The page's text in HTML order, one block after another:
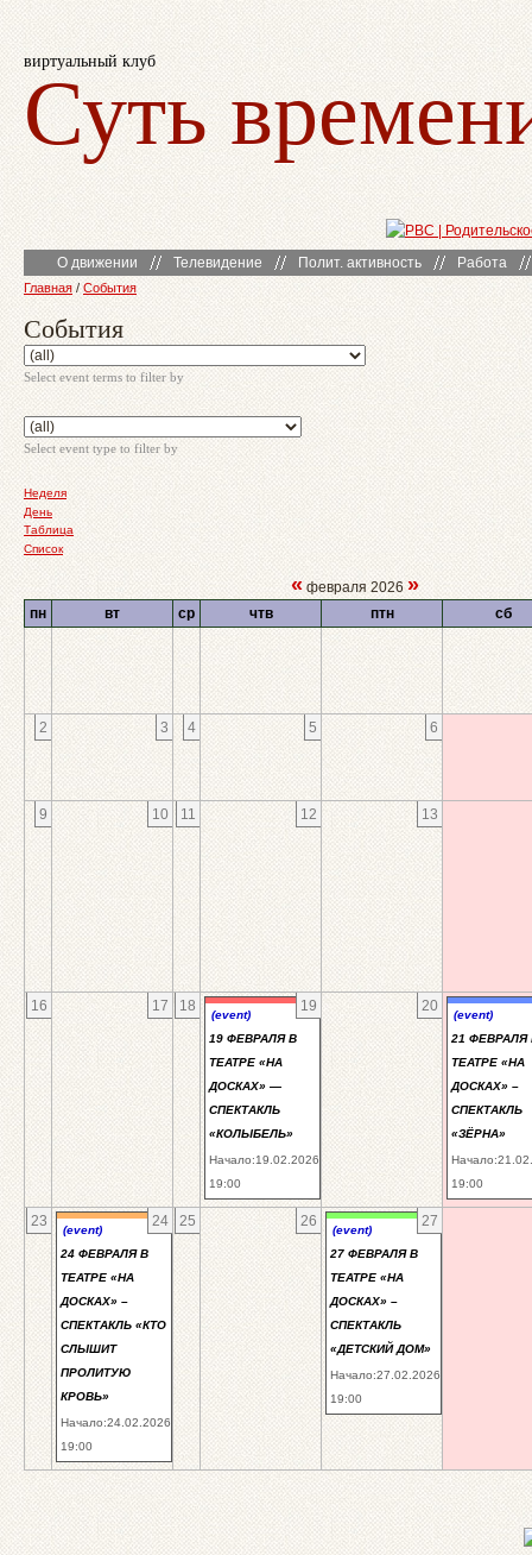
виртуальный клуб
Суть
О движении Телевидение Полит. активность Работа
Главная / События
События
Select event terms to filter by
Select event type to filter by
Неделя
День
Таблица
Список
«февраля 2026 »
пн вт ср чтв птн сб
2 3 4 5 6
9 10 11 12 13
16 17 18 19
(event)
19 ФЕВРАЛЯ В
ТЕАТРЕ «НА
ДОСКАХ» —
СПЕКТАКЛЬ
«КОЛЫБЕЛЬ»
Начало:19.02.2026
19:00
20
(event)
21 ФЕВРАЛЯ
ТЕАТРЕ «НА
ДОСКАХ» –
СПЕКТАКЛЬ
«ЗЁРНА»
19:00
23 24
(event)
24 ФЕВРАЛЯ В
ТЕАТРЕ «НА
ДОСКАХ» –
СПЕКТАКЛЬ «КТО
СЛЫШИТ
ПРОЛИТУЮ
КРОВЬ»
Начало:24.02.2026
19:00
25 26 27
(event)
27 ФЕВРАЛЯ В
ТЕАТРЕ «НА
ДОСКАХ» –
СПЕКТАКЛЬ
«ДЕТСКИЙ ДОМ»
Начало:27.02.2026
19:00